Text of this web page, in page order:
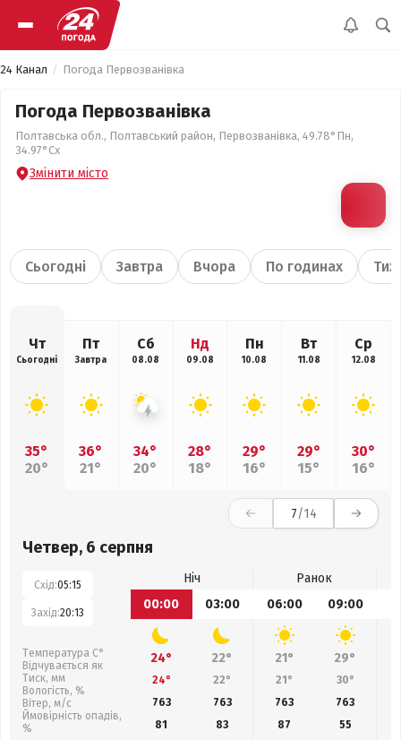
24 Канал Погода Первозванівка
Погода Первозванівка
Полтавська обл., Полтавський район, Первозванівка, 49.78°Пн,
34.97°Сх
Змінити місто
Сьогодні Завтра Вчора По годинах
Чт
Сьогодні
35°
20°
Пт
Завтра
36°
21°
Сб
08.08
34°
20°
Нд
09.08
28°
18°
Пн
10.08
29°
16°
Вт
11.08
29°
15°
Ср
12.08
30°
16°
7/14
Четвер, 6 серпня
Схід:05:15
Захід:20:13
Температура С°
Відчувається як
Тиск, мм
Вологість, %
Вітер, м/с
Ймовірність опадів,
%
Ніч
Ранок
00:00
03:00 06:00 09:00
24° 22° 21° 29°
24° 22° 21° 30°
763
763 763 763
81
83 87 55